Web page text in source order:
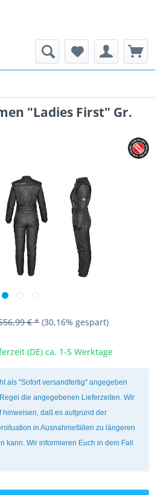
"Ladies First" Gr.
€ * (30,16% gespart)
(DE) ca. 1-5 Werktage
als "Sofort versandfertig" angegeben
die angegebenen Lieferzeiten. Wir
hinweisen, daß es aufgrund der
in Ausnahmefällen zu längeren
kann. Wir informieren Euch in dem Fall